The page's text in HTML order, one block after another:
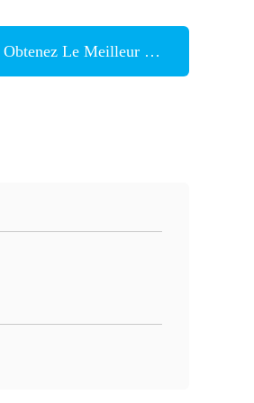
Obtenez Le Meilleur Prix